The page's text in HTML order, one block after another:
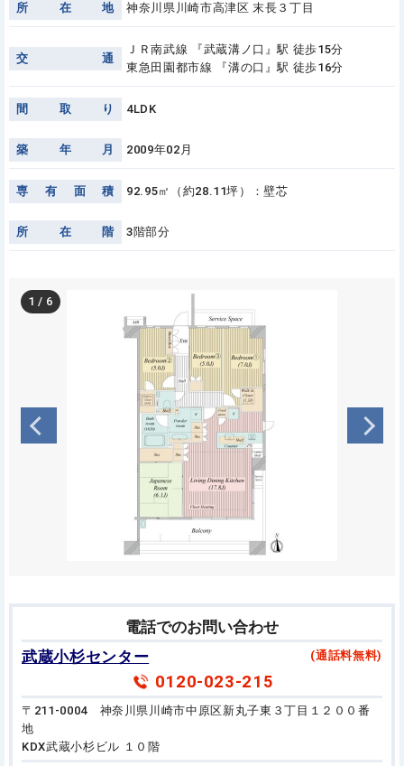
所 在 地 神奈川県川崎市高津区 末長３丁目
交 通
ＪＲ南武線 『武蔵溝ノ口』駅 徒歩15分
東急田園都市線 『溝の口』駅 徒歩16分
間 取 り 4LDK
築 年 月 2009年02月
専 有 面 積 92.95㎡（約28.11坪）：壁芯
所 在 階 3階部分
1 / 6
電話でのお問い合わせ
武蔵小杉センター
(通話料無料)
0120-023-215
〒211-0004 神奈川県川崎市中原区新丸子東３丁目１２００番
地
KDX武蔵小杉ビル １０階